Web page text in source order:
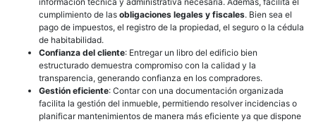
cumplimiento de las obligaciones legales y fiscales. Bien sea el
pago de impuestos, el registro de la propiedad, el seguro o la cédula
de habitabilidad.
Confianza del cliente: Entregar un libro del edificio bien
estructurado demuestra compromiso con la calidad y la
transparencia, generando confianza en los compradores.
Gestión eficiente: Contar con una documentación organizada
facilita la gestión del inmueble, permitiendo resolver incidencias o
planificar mantenimientos de manera más eficiente ya que dispone